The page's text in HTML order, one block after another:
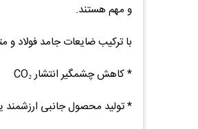
و مهم هستند.
با ترکیب ضایعات جامد فولاد و
* کاهش چشمگیر انتشار CO₂
* تولید محصول جانبی ارزشمند